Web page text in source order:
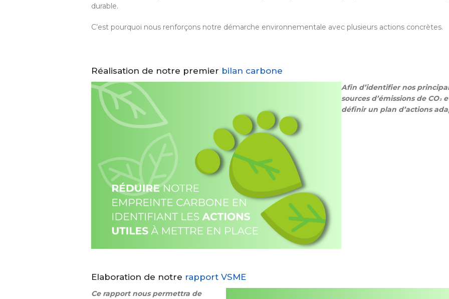
durable.
C’est pourquoi nous renforçons notre démarche environnementale avec plusieurs actions concrètes.
Réalisation de notre premier bilan carbone
Afin d’identifier nos
sources d’émissions de CO²
définir un plan d’actions
Elaboration de notre rapport VSME
Ce rapport nous permettra de